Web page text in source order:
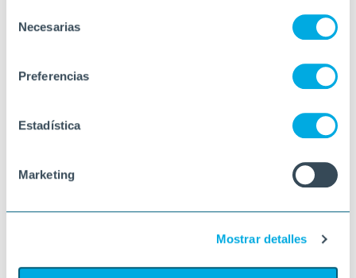
Necesarias
Preferencias
Estadística
Marketing
Mostrar detalles